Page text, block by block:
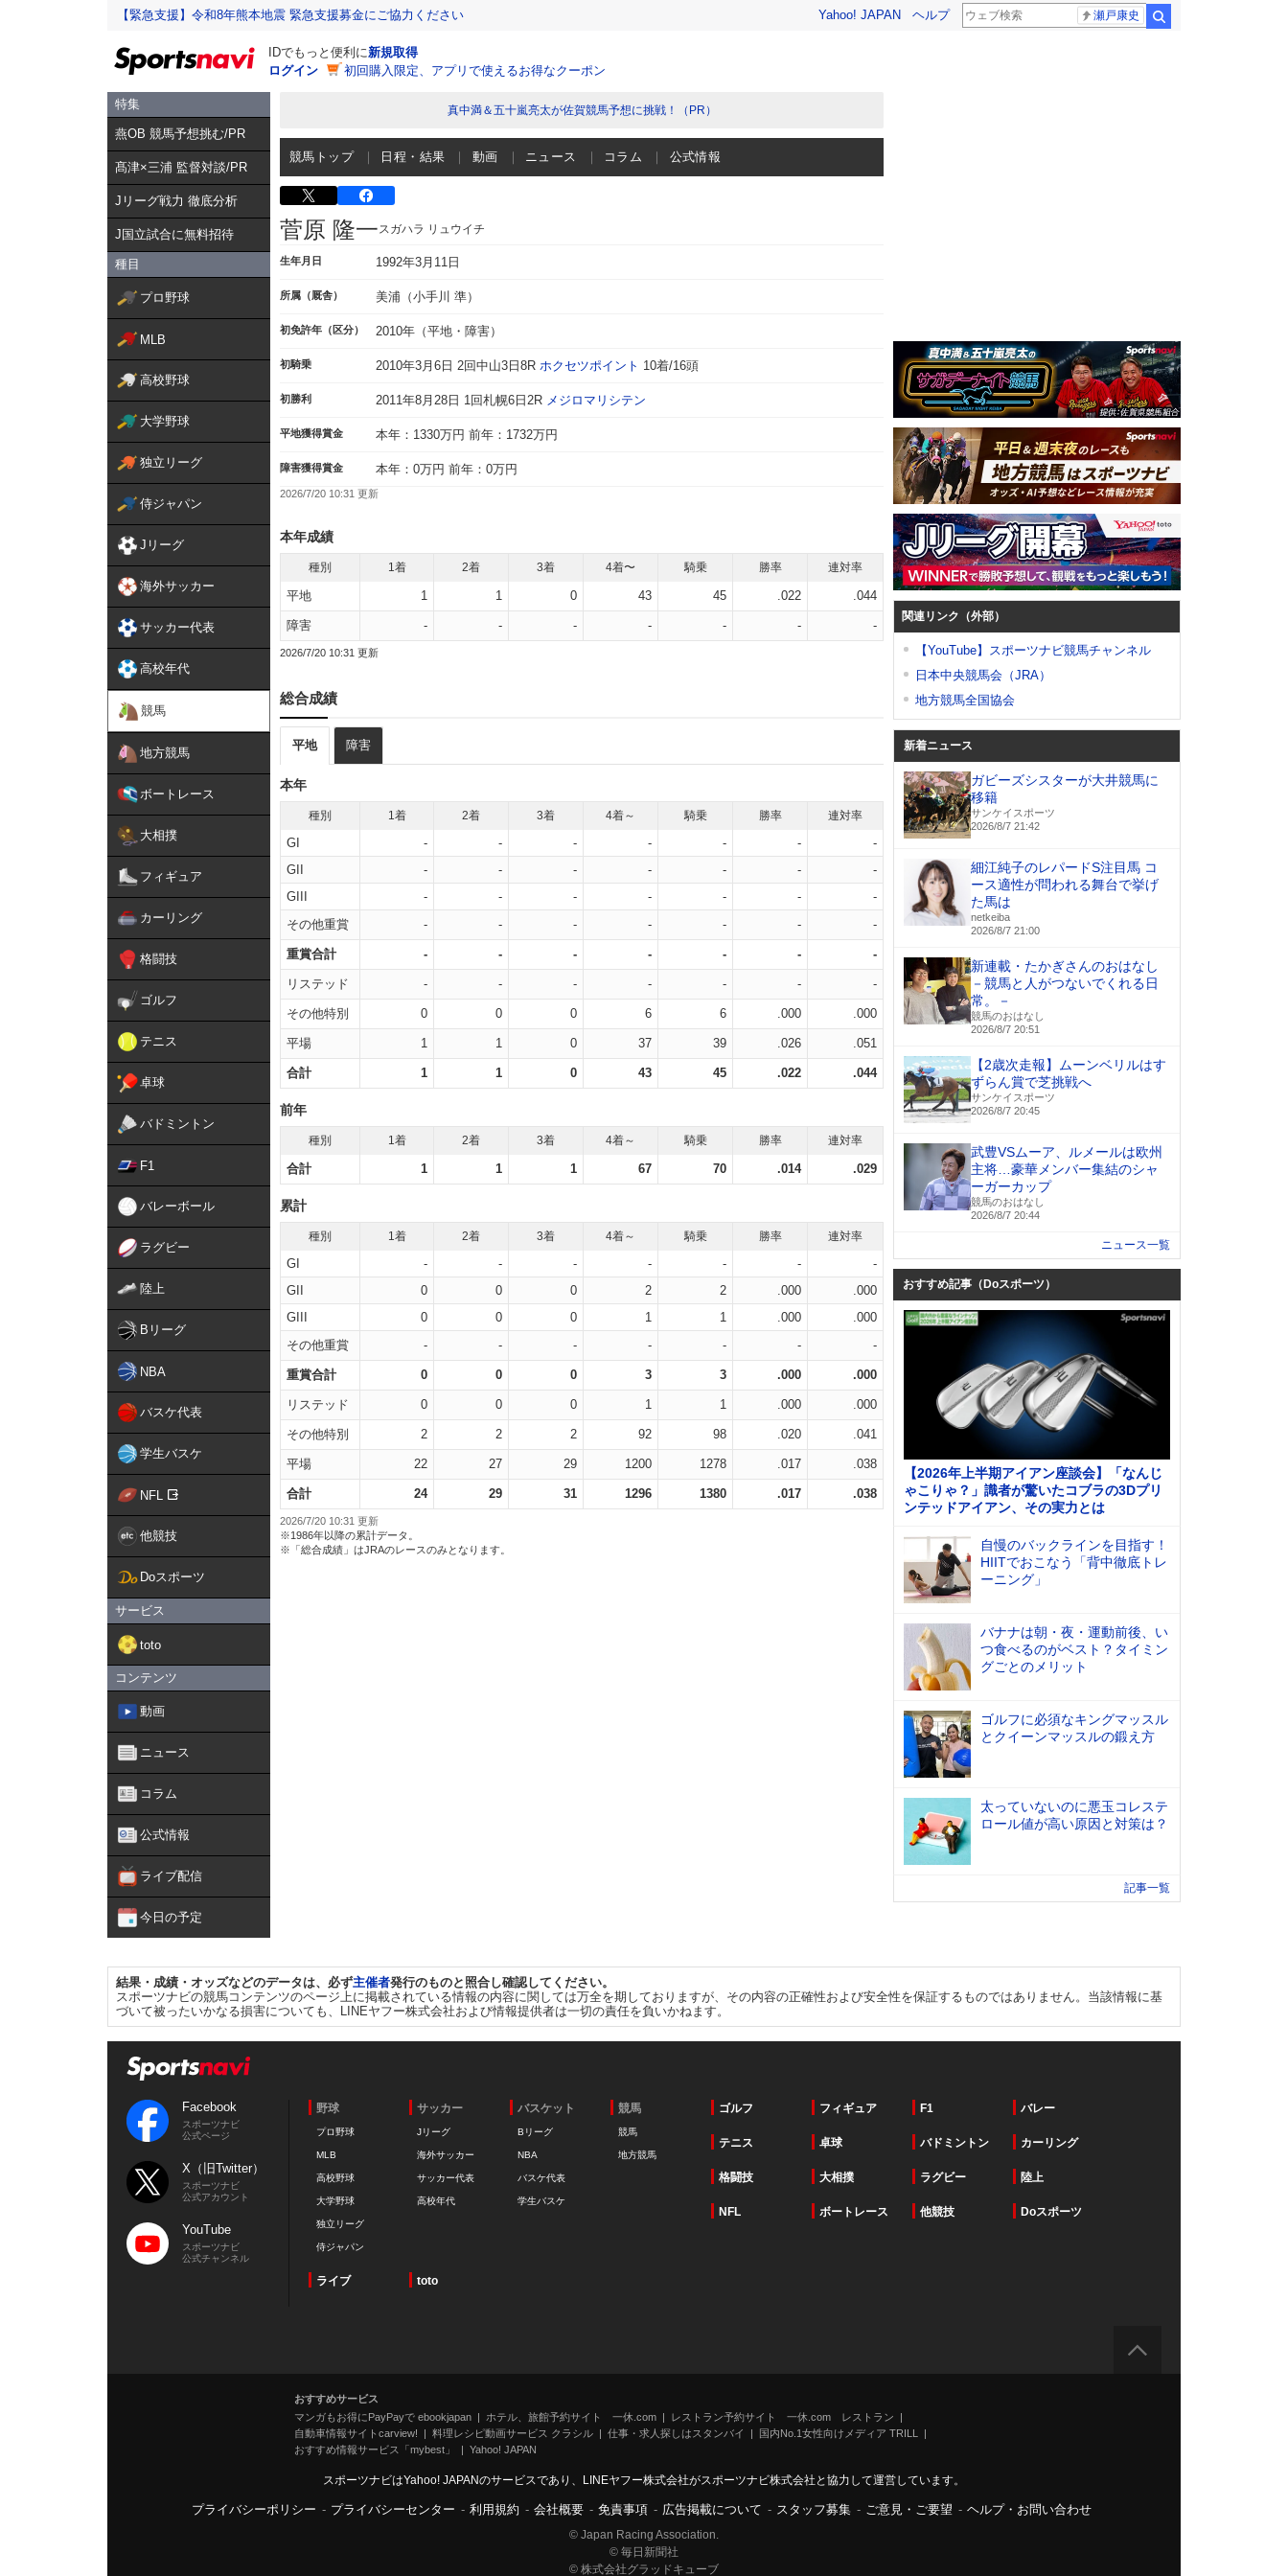
【緊急支援】令和8年熊本地震 緊急支援募金にご協力ください Yahoo! JAPAN ヘルプ 瀬戸康史
IDでもっと便利に新規取得
ログイン
初回購入限定、アプリで使えるお得なクーポン
特集
燕OB 競馬予想挑む/PR
髙津×三浦 監督対談/PR
Jリーグ戦力 徹底分析
J国立試合に無料招待
種目
プロ野球
MLB
高校野球
大学野球
独立リーグ
侍ジャパン
Jリーグ
海外サッカー
サッカー代表
高校年代
競馬
地方競馬
ボートレース
大相撲
フィギュア
カーリング
格闘技
ゴルフ
テニス
卓球
バドミントン
F1
バレーボール
ラグビー
陸上
Bリーグ
NBA
バスケ代表
学生バスケ
NFL
他競技
Doスポーツ
サービス
toto
コンテンツ
動画
ニュース
コラム
公式情報
ライブ配信
今日の予定
真中満＆五十嵐亮太が佐賀競馬予想に挑戦！（PR）
競馬トップ 日程・結果 動画 ニュース コラム 公式情報
菅原 隆一スガハラ リュウイチ
生年月日 1992年3月11日
所属（厩舎） 美浦（小手川 準）
初免許年（区分） 2010年（平地・障害）
初騎乗 2010年3月6日 2回中山3日8R ホクセツポイント 10着/16頭
初勝利 2011年8月28日 1回札幌6日2R メジロマリシテン
平地獲得賞金 本年：1330万円 前年：1732万円
障害獲得賞金 本年：0万円 前年：0万円
2026/7/20 10:31 更新
本年成績
種別 1着 2着 3着 4着〜 騎乗 勝率 連対率
平地 1 1 0 43 45 .022 .044
障害 - - - - - - -
2026/7/20 10:31 更新
総合成績
平地 障害
本年
種別 1着 2着 3着 4着～ 騎乗 勝率 連対率
GI - - - - - -
-
GII
- - - - - -
-
GIII
- - - - - -
-
その他重賞
- - - - - - -
重賞合計 - - - - - - -
リステッド - - - - - - -
その他特別 0 0 0 6 6 .000 .000
平場 1 1 0 37 39 .026 .051
合計 1 1 0 43 45 .022 .044
前年
種別 1着 2着 3着 4着～ 騎乗 勝率 連対率
合計 1 1 1 67 70 .014 .029
累計
種別 1着 2着 3着 4着～ 騎乗 勝率 連対率
GI - - - - - -
-
GII
0 0 0 2 2 .000
.000
GIII
0 0 0 1 1 .000
.000
その他重賞
- - - - - - -
重賞合計 0 0 0 3 3 .000 .000
リステッド 0 0 0 1 1 .000 .000
その他特別 2 2 2 92 98 .020 .041
平場 22 27 29 1200 1278 .017 .038
合計 24 29 31 1296 1380 .017 .038
2026/7/20 10:31 更新
※1986年以降の累計データ。
※「総合成績」はJRAのレースのみとなります。
関連リンク（外部）
【YouTube】スポーツナビ競馬チャンネル
日本中央競馬会（JRA）
地方競馬全国協会
新着ニュース
ガビーズシスターが大井競馬に
移籍
サンケイスポーツ
2026/8/7 21:42
細江純子のレパードS注目馬 コ
ース適性が問われる舞台で挙げ
た馬は
netkeiba
2026/8/7 21:00
新連載・たかぎさんのおはなし
－競馬と人がつないでくれる日
常。－
競馬のおはなし
2026/8/7 20:51
【2歳次走報】ムーンベリルはす
ずらん賞で芝挑戦へ
サンケイスポーツ
2026/8/7 20:45
武豊VSムーア、ルメールは欧州
主将…豪華メンバー集結のシャ
ーガーカップ
競馬のおはなし
2026/8/7 20:44
ニュース一覧
おすすめ記事（Doスポーツ）
【2026年上半期アイアン座談会】「なんじ
ゃこりゃ？」識者が驚いたコブラの3Dプリ
ンテッドアイアン、その実力とは
自慢のバックラインを目指す！
HIITでおこなう「背中徹底トレ
ーニング」
バナナは朝・夜・運動前後、い
つ食べるのがベスト？タイミン
グごとのメリット
ゴルフに必須なキングマッスル
とクイーンマッスルの鍛え方
太っていないのに悪玉コレステ
ロール値が高い原因と対策は？
記事一覧
結果・成績・オッズなどのデータは、必ず主催者発行のものと照合し確認してください。
スポーツナビの競馬コンテンツのページ上に掲載されている情報の内容に関しては万全を期しておりますが、その内容の正確性および安全性を保証するものではありません。当該情報に基
づいて被ったいかなる損害についても、LINEヤフー株式会社および情報提供者は一切の責任を負いかねます。
Facebook
スポーツナビ
公式ページ
X（旧Twitter）
スポーツナビ
公式アカウント
YouTube
スポーツナビ
公式チャンネル
野球
プロ野球
MLB
高校野球
大学野球
独立リーグ
侍ジャパン
サッカー
Jリーグ
海外サッカー
サッカー代表
高校年代
バスケット
Bリーグ
NBA
バスケ代表
学生バスケ
競馬
競馬
地方競馬
ゴルフ フィギュア F1 バレー
テニス 卓球 バドミントン カーリング
格闘技 大相撲 ラグビー 陸上
NFL ボートレース 他競技 Doスポーツ
ライブ toto
おすすめサービス
マンガもお得にPayPayで ebookjapan
ホテル、旅館予約サイト 一休.com
レストラン予約サイト 一休.com レストラン
自動車情報サイトcarview!
料理レシピ動画サービス クラシル 仕事・求人探しはスタンバイ
国内No.1女性向けメディア TRILL
おすすめ情報サービス「mybest」
Yahoo! JAPAN
スポーツナビはYahoo! JAPANのサービスであり、LINEヤフー株式会社がスポーツナビ株式会社と協力して運営しています。
プライバシーポリシー - プライバシーセンター - 利用規約 - 会社概要 - 免責事項 - 広告掲載について - スタッフ募集 - ご意見・ご要望 - ヘルプ・お問い合わせ
© Japan Racing Association.
© 毎日新聞社
© 株式会社グラッドキューブ